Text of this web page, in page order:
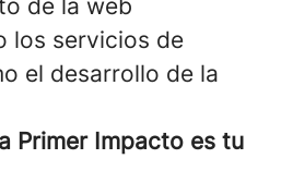
de la web
los servicios de
el desarrollo de la
Primer Impacto es tu